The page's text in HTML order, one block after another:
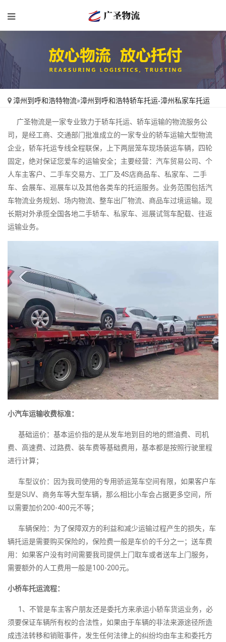
漳州到呼和浩特物流»漳州到呼和浩特轿车托运-漳州私家车托运
广圣物流是一家专业致力于轿车托运、轿车运输的物流服务公
司，是经工商、交通部门批准成立的一家专业的轿车运输大型物流
企业，轿车托运专线全程联保，上下两层笼车现场装运车辆，四轮
固定，绝对保证您爱车的运输安全；主要经营：汽车贸易公司、个
人车主客户、二手车交易方、工厂及4S店商品车、私家车、二手
车、会展车、巡展车以及其他各类车的托运服务。业务范围包括汽
车物流业务规划、场内物流、整车出厂物流、商品车过境运输。现
长期对外承揽全国各地二手轿车、私家车、巡展试驾车配载、往返
运输业务。
小汽车运输收费标准：
基础运价：基本运价指的是从发车地到目的地的燃油费、司机
费、高速费、过路费、装车费等基础费用，基本都是按照行驶里程
进行计算；
车型议价：因为我司使用的专用骄运笼车空间有限，如果客户车
型是SUV、商务车等大型车辆，那么相比小车会占据更多空间，所
以需要加价200-400元不等；
车辆保险：为了保障双方的利益和减少运输过程产生的损失，车
辆托运是需要购买保险的，保险费一般是车价的千分之一；送车费
用：如果客户没有时间需要我司提供上门取车或者送车上门服务，
需要额外的人工费用一般是100-200元。
小桥车托运流程：
1、不管是车主客户朋友还是委托方来承运小轿车货运业务，必
须要保证车辆所有权的合法性，如果由于车辆的非法来源途径所造
成违法转移和销赃事件，发生任何法律上的纠纷均由车主和委托方